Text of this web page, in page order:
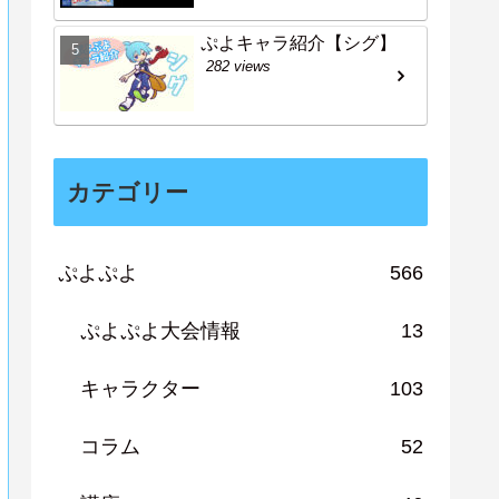
ぷよキャラ紹介【シグ】
282 views
カテゴリー
ぷよぷよ 566
ぷよぷよ大会情報 13
キャラクター 103
コラム 52